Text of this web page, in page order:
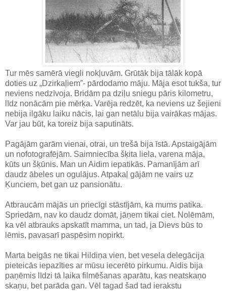
Tur mēs samērā viegli nokļuvām. Grūtāk bija tālāk kopā
doties uz „Dzirkaļiem”- pārdodamo māju. Māja esot tukša, tur
neviens nedzīvoja. Bridām pa dziļu sniegu pāris kilometru,
līdz nonācām pie mērķa. Varēja redzēt, ka neviens uz šejieni
nebija ilgāku laiku nācis, lai gan netālu bija vairākas mājas.
Var jau būt, ka toreiz bija saputināts.
Pagājām garām vienai, otrai, un trešā bija īstā. Apstaigājām
un nofotografējām. Saimniecība šķita liela, varena māja,
kūts un šķūnis. Man un Aidim iepatikās. Pamanījām arī
daudz ābeles un ogulājus. Atpakaļ gājām ne vairs uz
Ķunciem, bet gan uz pansionātu.
Atbraucām mājās un priecīgi stāstījām, ka mums patika.
Spriedām, nav ko daudz domāt, jāņem tikai ciet. Nolēmām,
ka vēl atbrauks apskatīt mamma, un tad, ja Dievs būs to
lēmis, pavasarī paspēsim nopirkt.
Marta beigās ne tikai Hildiņa vien, bet vesela delegācija
pieteicās iepazīties ar mūsu iecerēto pirkumu. Aidis bija
paņēmis līdzi tā laika filmēšanas aparātu, kas neatskaņo
skaņu, bet parāda gan. Vēl tagad šad tad ierakstu